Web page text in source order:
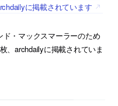
に掲載されています
・マックスマーラーのため
、archdailyに掲載されていま